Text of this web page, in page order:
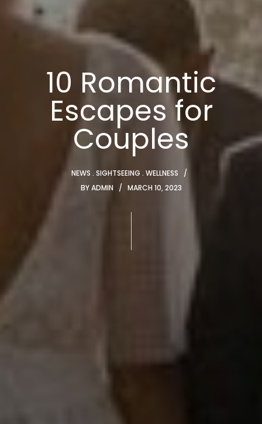
10 Romantic
Escapes for
Couples
NEWS SIGHTSEEING WELLNESS
BYADMIN MARCH 10, 2023